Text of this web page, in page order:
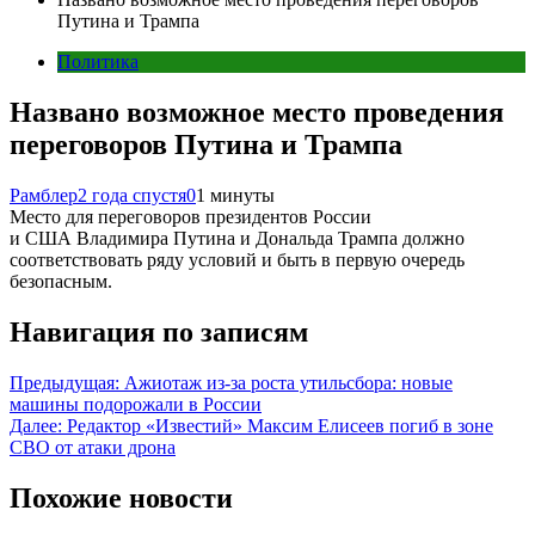
Путина и Трампа
Политика
Названо возможное место проведения
переговоров Путина и Трампа
Рамблер2 года спустя01 минуты
Место для переговоров президентов России
и США Владимира Путина и Дональда Трампа должно
соответствовать ряду условий и быть в первую очередь
безопасным.
Навигация по записям
Предыдущая: Ажиотаж из-за роста утильсбора: новые
машины подорожали в России
Далее: Редактор «Известий» Максим Елисеев погиб в зоне
СВО от атаки дрона
Похожие новости